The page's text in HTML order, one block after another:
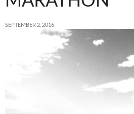
SEPTEMBER 2, 2016